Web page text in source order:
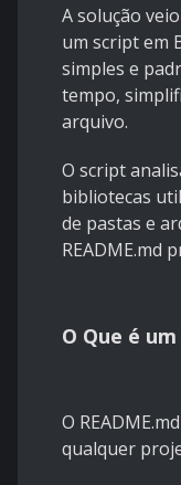
A solução
um script em
simples e
tempo,
arquivo.
O script
bibliotecas
de pastas e
README.md
O Que é
O
qualquer